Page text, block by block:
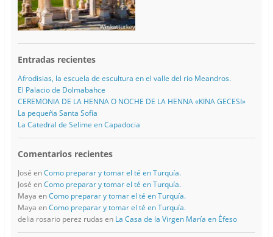
Entradas recientes
Afrodisias, la escuela de escultura en el valle del rio Meandros.
El Palacio de Dolmabahce
CEREMONIA DE LA HENNA O NOCHE DE LA HENNA «KINA GECESI»
La pequeña Santa Sofía
La Catedral de Selime en Capadocia
Comentarios recientes
José enComo preparar y tomar el té en Turquía.
José enComo preparar y tomar el té en Turquía.
Maya enComo preparar y tomar el té en Turquía.
Maya enComo preparar y tomar el té en Turquía.
delia rosario perez rudas en La Casa de la Virgen María en Éfeso